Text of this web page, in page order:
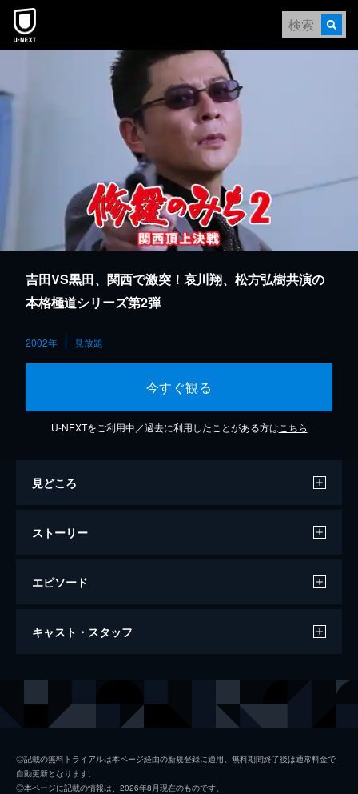
本文へスキップ
吉田VS黒田、関西で激突！哀川翔、松方弘樹共演の
本格極道シリーズ第2弾
2002年 見放題
今すぐ観る
U-NEXTをご利用中／過去に利用したことがある方は こちら
見どころ
ストーリー
エピソード
修羅のみち2 関西頂上決戦
キャスト・スタッフ
◎記載の無料トライアルは本ページ経由の新規登録に適用。無料期間終了後は通常料金で
自動更新となります。
◎本ページに記載の情報は、2026年8月現在のものです。